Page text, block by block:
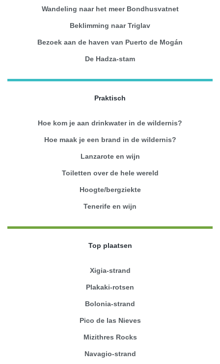
Wandeling naar het meer Bondhusvatnet
Beklimming naar Triglav
Bezoek aan de haven van Puerto de Mogán
De Hadza-stam
Praktisch
Hoe kom je aan drinkwater in de wildernis?
Hoe maak je een brand in de wildernis?
Lanzarote en wijn
Toiletten over de hele wereld
Hoogte/bergziekte
Tenerife en wijn
Top plaatsen
Xigia-strand
Plakaki-rotsen
Bolonia-strand
Pico de las Nieves
Mizithres Rocks
Navagio-strand